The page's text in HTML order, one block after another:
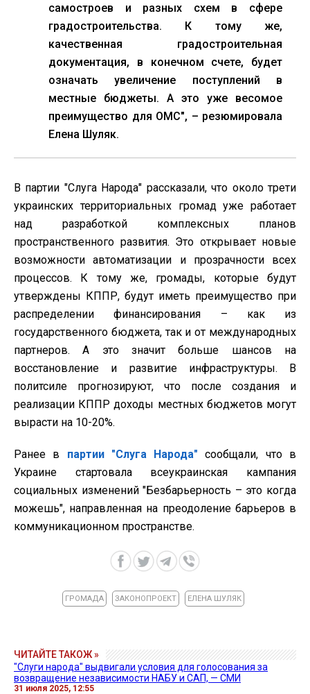
самостроев и разных схем в сфере
градостроительства. К тому же,
качественная градостроительная
документация, в конечном счете, будет
означать увеличение поступлений в
местные бюджеты. А это уже весомое
преимущество для ОМС", – резюмировала
Елена Шуляк.
В партии "Слуга Народа" рассказали, что около трети
украинских территориальных громад уже работает
над разработкой комплексных планов
пространственного развития. Это открывает новые
возможности автоматизации и прозрачности всех
процессов. К тому же, громады, которые будут
утверждены КППР, будут иметь преимущество при
распределении финансирования – как из
государственного бюджета, так и от международных
партнеров. А это значит больше шансов на
восстановление и развитие инфраструктуры. В
политсиле прогнозируют, что после создания и
реализации КППР доходы местных бюджетов могут
вырасти на 10-20%.
Ранее в партии "Слуга Народа" сообщали, что в
Украине стартовала всеукраинская кампания
социальных изменений "Безбарьерность – это когда
можешь", направленная на преодоление барьеров в
коммуникационном пространстве.
ГРОМАДА ЗАКОНОПРОЕКТ ЕЛЕНА ШУЛЯК
ЧИТАЙТЕ ТАКОЖ »
"Слуги народа" выдвигали условия для голосования за
возвращение независимости НАБУ и САП, — СМИ
31 июля 2025, 12:55